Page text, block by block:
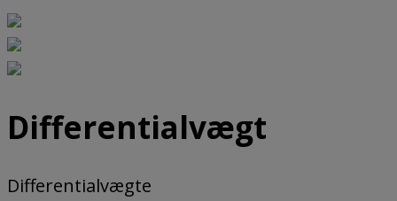
Differentialvægt
Differentialvægte